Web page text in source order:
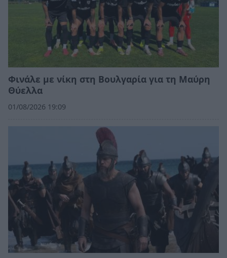
Φινάλε με νίκη στη Βουλγαρία για τη Μαύρη
Θύελλα
01/08/2026 19:09